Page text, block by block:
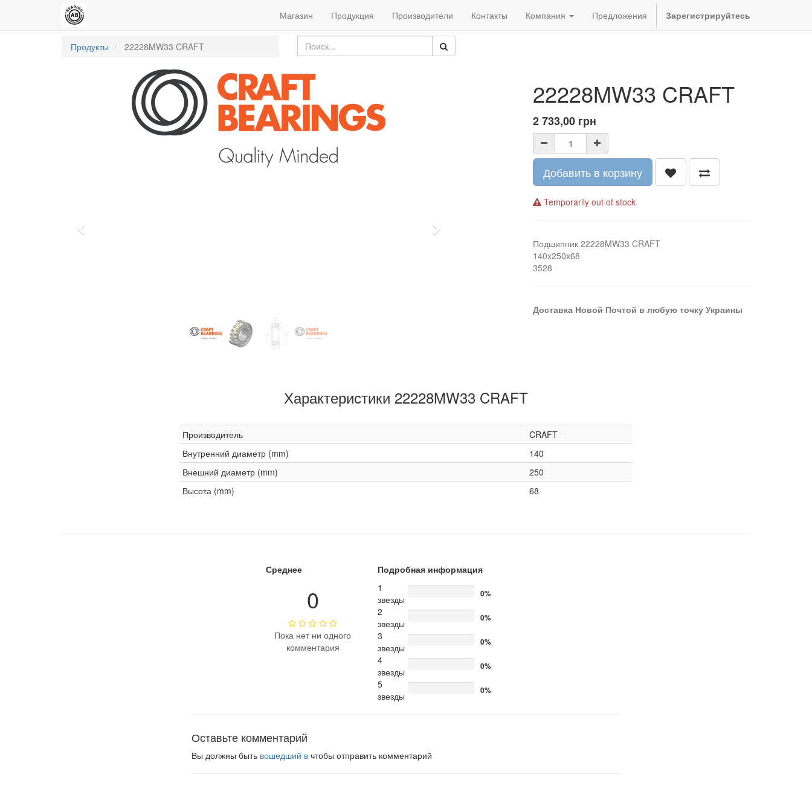
Магазин Продукция Производители Контакты Компания Предложения Зарегистрируйтесь
Продукты 22228MW33 CRAFT
Next
22228MW33 CRAFT
2 733,00 грн
Добавить в корзину
Temporarily out of stock
Подшипник 22228MW33 CRAFT
140x250x68
3528
Доставка Новой Почтой в любую точку Украины
Характеристики 22228MW33 CRAFT
Производитель
CRAFT
Внутренний диаметр (mm)
140
Внешний диаметр (mm)
250
Высота (mm)
68
Среднее
0
Пока нет ни одного
комментария
Подробная информация
1
звезды
0%
2
звезды
0%
3
звезды
0%
4
звезды
0%
5
звезды
0%
Оставьте комментарий
Вы должны быть вошедший в чтобы отправить комментарий